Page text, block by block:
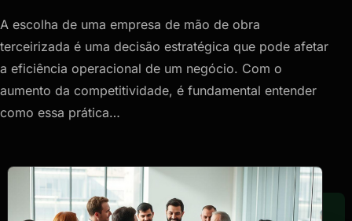
A escolha de uma empresa de mão de obra
terceirizada é uma decisão estratégica que pode afetar
a eficiência operacional de um negócio. Com o
aumento da competitividade, é fundamental entender
como essa prática…